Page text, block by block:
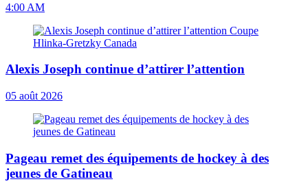
4:00 AM
Alexis Joseph continue d’attirer l’attention
05 août 2026
Pageau remet des équipements de hockey à des
jeunes de Gatineau